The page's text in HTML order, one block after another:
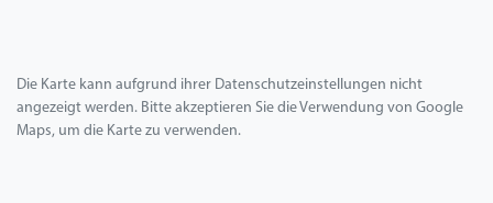
Die Karte kann aufgrund ihrer Datenschutzeinstellungen nicht
angezeigt werden. Bitte akzeptieren Sie die Verwendung von Google
Maps, um die Karte zu verwenden.